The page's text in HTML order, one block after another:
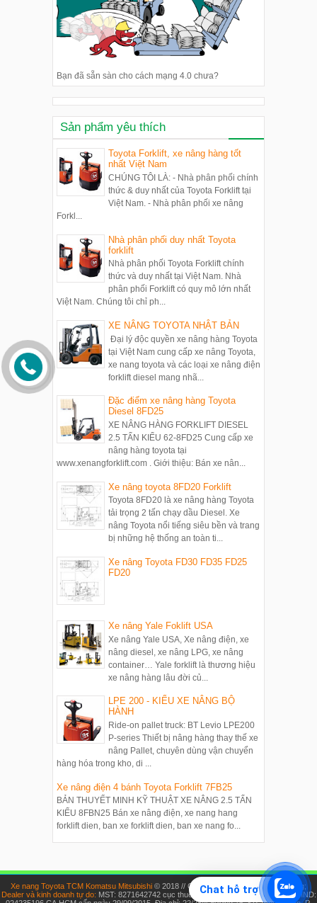
Chat hỗ trợ
Bạn đã sẵn sàn cho cách mạng 4.0 chưa?
Sản phẩm yêu thích
Toyota Forklift, xe nâng hàng tốt
nhất Việt Nam
CHÚNG TÔI LÀ: - Nhà phân phối chính
thức & duy nhất của Toyota Forklift tại
Việt Nam. - Nhà phân phối xe nâng
Forkl...
Nhà phân phối duy nhất Toyota
forklift
Nhà phân phối Toyota Forklift chính
thức và duy nhất tại Việt Nam. Nhà
phân phối Forklift có quy mô lớn nhất
Việt Nam. Chúng tôi chỉ ph...
XE NÂNG TOYOTA NHẬT BẢN
Đại lý độc quyền xe nâng hàng Toyota
tại Việt Nam cung cấp xe nâng Toyota,
xe nang toyota và các loại xe nâng điện
forklift diesel mang nhã...
Đặc điểm xe nâng hàng Toyota
Diesel 8FD25
XE NÂNG HÀNG FORKLIFT DIESEL
2.5 TẤN KIỂU 62-8FD25 Cung cấp xe
nâng hàng toyota tại
www.xenangforklift.com . Giới thiệu: Bán xe nân...
Xe nâng toyota 8FD20 Forklift
Toyota 8FD20 là xe nâng hàng Toyota
tải trọng 2 tấn chạy dầu Diesel. Xe
nâng Toyota nổi tiếng siêu bền và trang
bị những hệ thống an toàn ti...
Xe nâng Toyota FD30 FD35 FD25
FD20
Xe nâng Yale Foklift USA
Xe nâng Yale USA, Xe nâng điện, xe
nâng diesel, xe nâng LPG, xe nâng
container… Yale forklift là thương hiệu
xe nâng hàng lâu đời củ...
LPE 200 - KIỂU XE NÂNG BỘ
HÀNH
Ride-on pallet truck: BT Levio LPE200
P-series Thiết bị nâng hàng thay thế xe
nâng Pallet, chuyên dùng vận chuyển
hàng hóa trong kho, di ...
Xe nâng điện 4 bánh Toyota Forklift 7FB25
BẢN THUYẾT MINH KỸ THUẬT XE NÂNG 2.5 TẤN
KIỂU 8FBN25 Bán xe nâng điện, xe nang hang
forklift dien, ban xe forklift dien, ban xe nang fo...
Xe nang Toyota TCM Komatsu Mitsubishi © 2018 // Chủ sở hữu: Nguyễn Thúy Hoàng;
Dealer và kinh doanh tự do: MST: 8271642742 cục thuế HCM cấp ngày 19/10/2012; CMND: